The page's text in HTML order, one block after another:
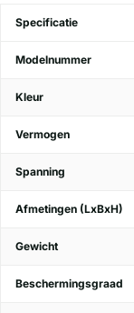
Specificatie
Modelnummer
Kleur
Vermogen
Spanning
Afmetingen (LxBxH)
Gewicht
Beschermingsgraad